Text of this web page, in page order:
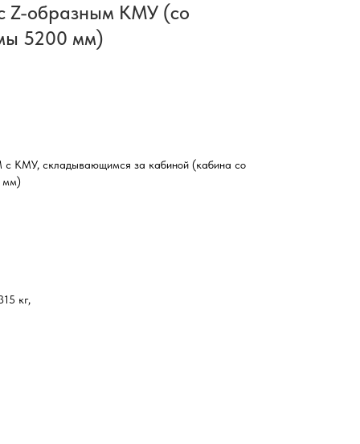
Z-образным КМУ (со
5200 мм)
с КМУ, складывающимся за кабиной (кабина со
мм)
кг,